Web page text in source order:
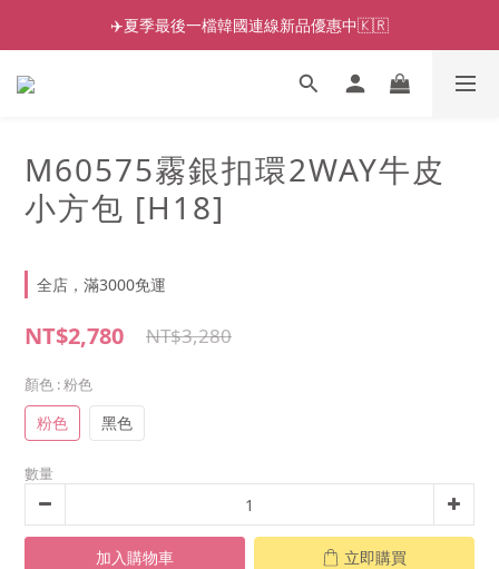
✈️夏季最後一檔韓國連線新品優惠中🇰🇷
M60575霧銀扣環2WAY牛皮
小方包 [H18]
全店，滿3000免運
NT$2,780 NT$3,280
顏色 : 粉色
粉色 黑色
數量
加入購物車 立即購買